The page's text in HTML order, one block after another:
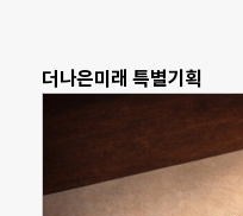
더나은미래 특별기획